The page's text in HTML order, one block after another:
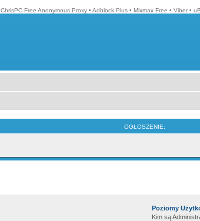
ChrisPC Free Anonymous Proxy • Adblock Plus • Mixmax Free • Viber •
OGŁOSZENIE:
Poziomy
Kim są